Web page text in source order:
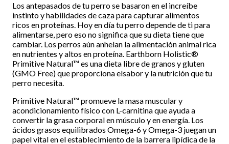
Los antepasados de tu perro se basaron en el increíbe
instinto y habilidades de caza para capturar alimentos
ricos en proteínas. Hoy en día tu perro depende de ti para
alimentarse, pero eso no significa que su dieta tiene que
cambiar. Los perros aún anhelan la alimentación animal rica
en nutrientes y altos en proteína. Earthborn Holistic®
Primitive Natural™ es una dieta libre de granos y gluten
(GMO Free) que proporciona elsabor y la nutrición que tu
perro necesita.
Primitive Natural™ promueve la masa muscular y
acondicionamiento físico con L-carnitina que ayuda a
convertir la grasa corporal en músculo y en energía. Los
ácidos grasos equilibrados Omega-6 y Omega-3 juegan un
papel vital en el establecimiento de la barrera lipídica de la